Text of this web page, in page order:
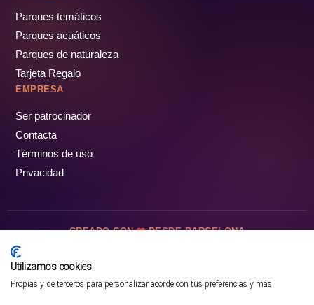
Parques temáticos
Parques acuáticos
Parques de naturaleza
Tarjeta Regalo
EMPRESA
Ser patrocinador
Contacta
Términos de uso
Privacidad
CREADO CON DESDE BARCELONA
Utilizamos cookies
Propias y de terceros para personalizar acorde con tus preferencias y más